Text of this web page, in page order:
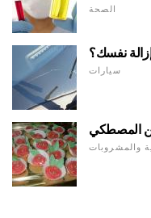
الصحة
نفسك؟
سيارات
المصطكي
والمشروبات